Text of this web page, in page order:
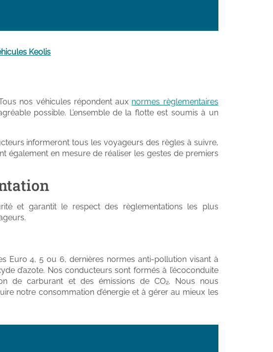
Keolis
nos véhicules répondent aux normes règlementaires
possible. L’ensemble de la flotte est soumis à un
informeront tous les voyageurs des règles à suivre,
également en mesure de réaliser les gestes de premiers
et garantit le respect des règlementations les plus
Euro 4, 5 ou 6, dernières normes anti-pollution visant à
d’azote. Nos conducteurs sont formés à l’écoconduite
de carburant et des émissions de CO₂. Nous nous
notre consommation d’énergie et à gérer au mieux les